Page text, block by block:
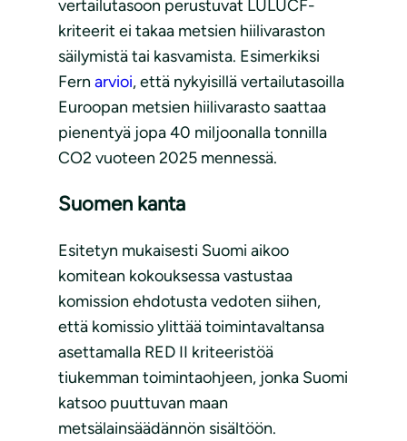
vertailutasoon perustuvat LULUCF-
kriteerit ei takaa metsien hiilivaraston
säilymistä tai kasvamista. Esimerkiksi
Fern arvioi, että nykyisillä vertailutasoilla
Euroopan metsien hiilivarasto saattaa
pienentyä jopa 40 miljoonalla tonnilla
CO2 vuoteen 2025 mennessä.
Suomen kanta
Esitetyn mukaisesti Suomi aikoo
komitean kokouksessa vastustaa
komission ehdotusta vedoten siihen,
että komissio ylittää toimintavaltansa
asettamalla RED II kriteeristöä
tiukemman toimintaohjeen, jonka Suomi
katsoo puuttuvan maan
metsälainsäädännön sisältöön.